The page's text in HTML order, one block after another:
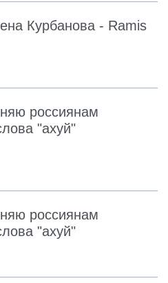
Курбанова - Ramis
россиянам
"ахуй"
россиянам
"ахуй"